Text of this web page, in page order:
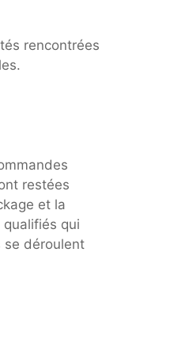
rencontrées
restées
et la
qualifiés qui
se déroulent